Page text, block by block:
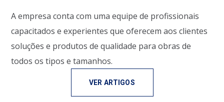
A empresa conta com uma equipe de profissionais
capacitados e experientes que oferecem aos clientes
soluções e produtos de qualidade para obras de
todos os tipos e tamanhos.
VER ARTIGOS